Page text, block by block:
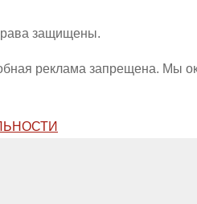
защищены.
реклама запрещена. Мы